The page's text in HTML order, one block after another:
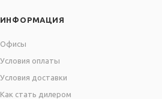
ИНФОРМАЦИЯ
Офисы
Условия оплаты
Условия доставки
Как стать дилером